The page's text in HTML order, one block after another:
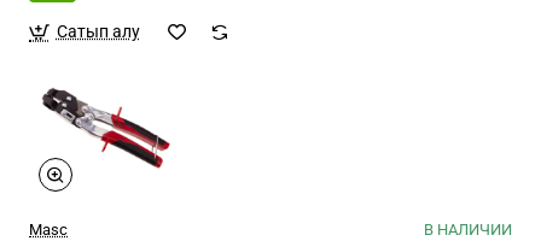
Сатып алу
Masc В НАЛИЧИИ